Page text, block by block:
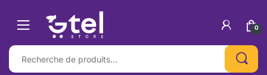
0
Recherche pour :